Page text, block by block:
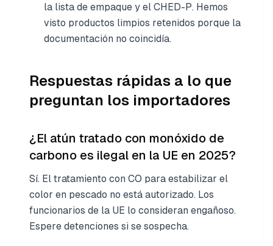
la lista de empaque y el CHED-P. Hemos
visto productos limpios retenidos porque la
documentación no coincidía.
Respuestas rápidas a lo que
preguntan los importadores
¿El atún tratado con monóxido de
carbono es ilegal en la UE en 2025?
Sí. El tratamiento con CO para estabilizar el
color en pescado no está autorizado. Los
funcionarios de la UE lo consideran engañoso.
Espere detenciones si se sospecha.